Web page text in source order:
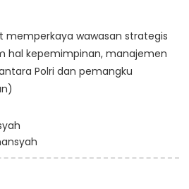
memperkaya wawasan strategis
hal kepemimpinan, manajemen
Polri dan pemangku